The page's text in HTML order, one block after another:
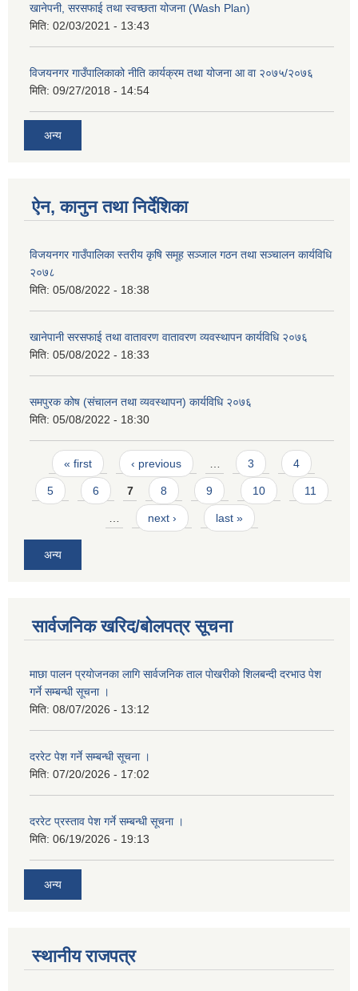
खानेपनी, सरसफाई तथा स्वच्छता योजना (Wash Plan)
मिति: 02/03/2021 - 13:43
विजयनगर गाउँपालिकाको नीति कार्यक्रम तथा योजना आ वा २०७५/२०७६
मिति: 09/27/2018 - 14:54
अन्य
ऐन, कानुन तथा निर्देशिका
विजयनगर गाउँपालिका स्तरीय कृषि समूह सञ्जाल गठन तथा सञ्चालन कार्यविधि
२०७८
मिति: 05/08/2022 - 18:38
खानेपानी सरसफाई तथा वातावरण वातावरण व्यवस्थापन कार्यविधि २०७६
मिति: 05/08/2022 - 18:33
समपुरक कोष (संचालन तथा व्यवस्थापन) कार्यविधि २०७६
मिति: 05/08/2022 - 18:30
Pages
« first ‹ previous 3 4
5 6 7 8 9 10 11
next › last »
अन्य
सार्वजनिक खरिद/बोलपत्र सूचना
माछा पालन प्रयाेजनका लागि सार्वजनिक ताल पाेखरीकाे शिलबन्दी दरभाउ पेश
गर्ने सम्बन्धी सूचना ।
मिति: 08/07/2026 - 13:12
दररेट पेश गर्ने सम्बन्धी सूचना ।
मिति: 07/20/2026 - 17:02
दररेट प्रस्ताव पेश गर्ने सम्बन्धी सूचना ।
मिति: 06/19/2026 - 19:13
अन्य
स्थानीय राजपत्र